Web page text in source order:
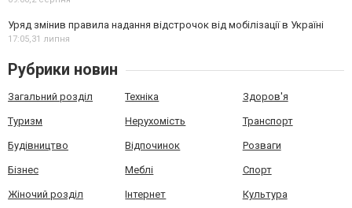
Уряд змінив правила надання відстрочок від мобілізації в Україні
17:05,31 липня
Рубрики новин
Загальний розділ Техніка Здоров'я
Туризм Нерухомість Транспорт
Будівництво Відпочинок Розваги
Бізнес Меблі Спорт
Жіночий розділ Інтернет Культура